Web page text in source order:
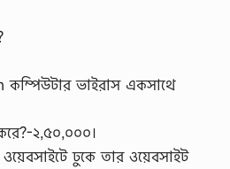
ভাইরাস একসাথে
২,৫০,০০০।
ঢুকে তার ওয়েবসাইট